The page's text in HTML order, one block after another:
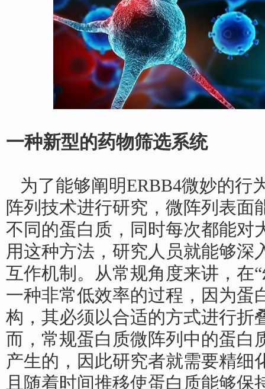
一种新型的药物筛选系统
为了能够阐明ERBB4微妙的行
阵列技术进行研究，微阵列表面
不同的蛋白质，同时每次都能对
用这种方法，研究人员就能够深
互作机制。从常规角度来讲，在
一种非常低效率的过程，因为蛋
构，其必须以合适的方式进行折
而，常规蛋白质微阵列中的蛋白
产生的，因此研究者就需要精细
且随着时间推移使蛋白质能够保